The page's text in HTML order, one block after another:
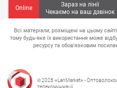
Online
Зараз на лінії
Чекаємо на ваш дзвінок
© 2026 «LanMarket» -
телекомунікації
Всі матеріали, розміщені на цьому
тому будь-яке їх використання може
ресурсу та обов'язковим